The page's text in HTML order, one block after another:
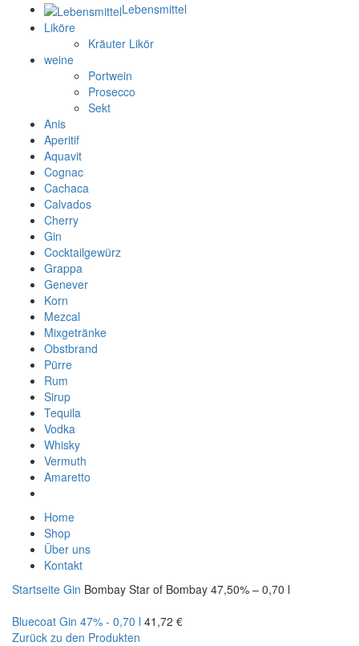
Lebensmittel
Liköre
Kräuter Likör
weine
Portwein
Prosecco
Sekt
Anis
Aperitif
Aquavit
Cognac
Cachaca
Calvados
Cherry
Gin
Cocktailgewürz
Grappa
Genever
Korn
Mezcal
Mixgetränke
Obstbrand
Pürre
Rum
Sirup
Tequila
Vodka
Whisky
Vermuth
Amaretto
Home
Shop
Über uns
Kontakt
Startseite Gin Bombay Star of Bombay 47,50% – 0,70 l
Bluecoat Gin 47% - 0,70 l 41,72 €
Zurück zu den Produkten